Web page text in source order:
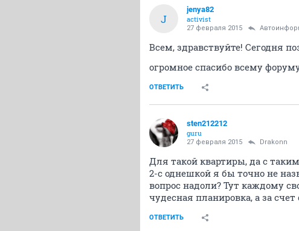
J
jenya82
activist
27 февраля 2015
Всем, здравствуйте! Сегодня
огромное спасибо всему
ОТВЕТИТЬ
sten212212
guru
27 февраля 2015 Drakonn
Для такой квартиры, да с
2-с однешкой я бы точно не
вопрос надоли? Тут каждому
чудесная планировка, а за
ОТВЕТИТЬ